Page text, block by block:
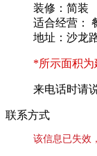
装修：简装
适合经营：
地址：沙龙
*所示面积
来电话时请
联系方式
该信息已失效